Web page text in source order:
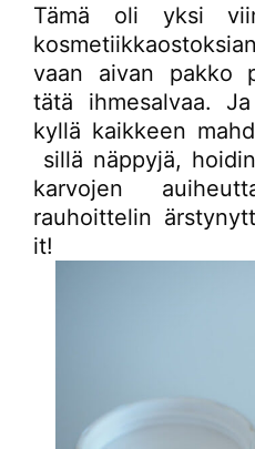
Tämä oli yksi
vaan aivan pakko
tätä ihmesalvaa.
kyllä kaikkeen
sillä näppyjä,
karvojen
rauhoittelin
it!